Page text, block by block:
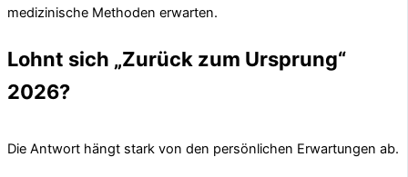
medizinische Methoden erwarten.
Lohnt sich „Zurück zum Ursprung“
2026?
Die Antwort hängt stark von den persönlichen Erwartungen ab.